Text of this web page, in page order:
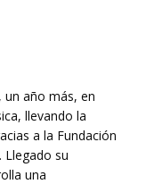
un año más, en
llevando la
a la Fundación
Llegado su
una